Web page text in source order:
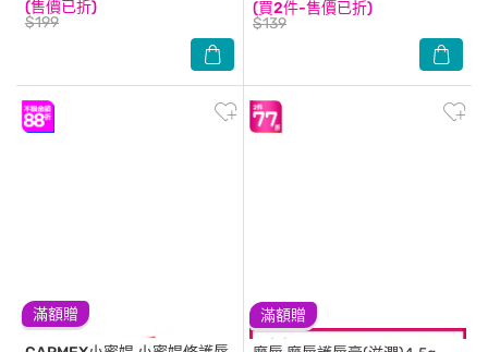
(售價已折)
$199
(買2件-售價已折)
$139
滿額贈 滿額贈